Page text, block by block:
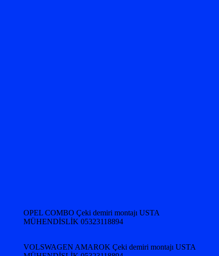
OPEL COMBO Çeki demiri montajı USTA
MÜHENDİSLİK 05323118894
VOLSWAGEN AMAROK Çeki demiri montajı USTA